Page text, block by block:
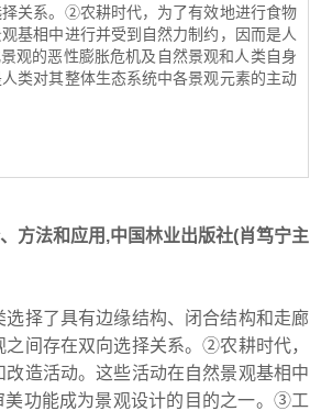
关系。②农耕时代，为了有效地进行食物
基相中进行并受到自然力制约，因而是人
观的恶性膨胀危机及自然景观和人类自身
类对其整体生态系统中各景观元素的主动
方法和应用,中国林业出版社(肖笃宁主
择了具有边缘结构、闭合结构和走廊
间存在双向选择关系。②农耕时代，
造活动。这些活动在自然景观基相中
功能成为景观设计的目的之一。③工